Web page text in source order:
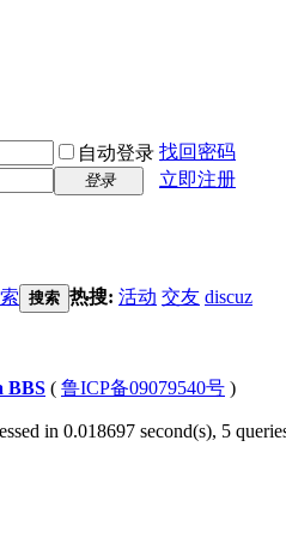
自动登录 找回密码
登录
立即注册
搜索 热搜: 活动 交友 discuz
BBS ( 鲁ICP备09079540号 )
in 0.018697 second(s), 5